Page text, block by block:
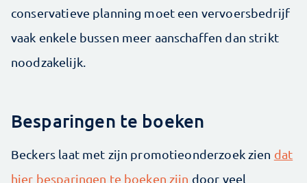
conservatieve planning moet een vervoersbedrijf
vaak enkele bussen meer aanschaffen dan strikt
noodzakelijk.
Besparingen te boeken
Beckers laat met zijn promotieonderzoek zien dat
hier besparingen te boeken zijn door veel